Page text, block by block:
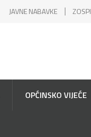
JAVNE NABAVKE ZOSPI
OPĆINSKO VIJEĆE